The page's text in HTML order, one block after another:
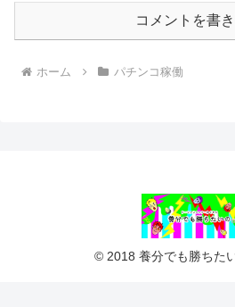
コメントを書
ホーム パチンコ稼働
© 2018 養分でも勝ちた